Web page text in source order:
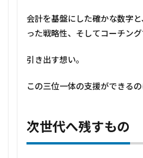
会計を基盤にした確かな数字
った戦略性、そしてコーチング
引き出す想い。
この三位一体の支援ができるの
次世代へ残すもの